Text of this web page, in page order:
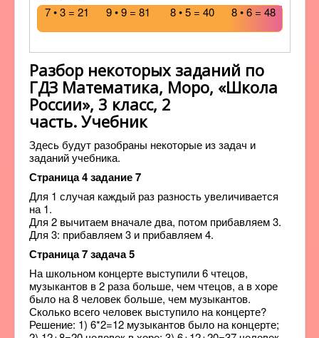
7 • 3 = 21 9 • 9 = 81 8 • 5 = 40 8 • 6 = 48
Разбор некоторых заданий по
ГДЗ Математика, Моро, «Школа
России», 3 класс, 2
часть. Учебник
Здесь будут разобраны некоторые из задач и
заданий учебника.
Страница 4 задание 7
Для 1 случая каждый раз разность увеличивается
на 1.
Для 2 вычитаем вначале два, потом прибавляем 3.
Для 3: прибавляем 3 и прибавляем 4.
Страница 7 задача 5
На школьном концерте выступили 6 чтецов,
музыкантов в 2 раза больше, чем чтецов, а в хоре
было на 8 человек больше, чем музыкантов.
Сколько всего человек выступило на концерте?
Решение: 1) 6*2=12 музыкантов было на концерте;